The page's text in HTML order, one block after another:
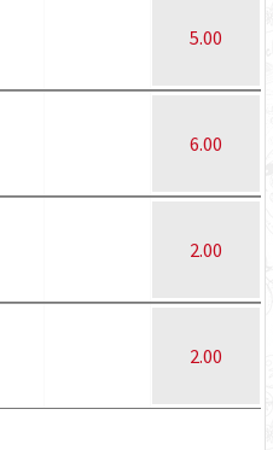
5.00
6.00
2.00
2.00